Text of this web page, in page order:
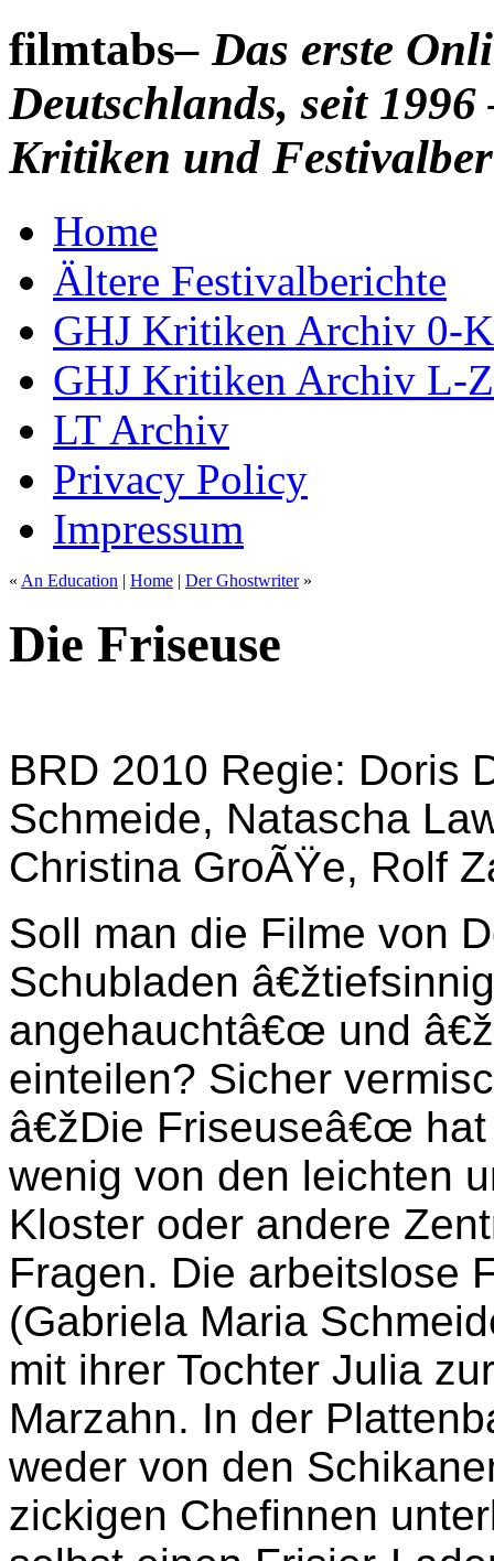
filmtabs– Das erste
Deutschlands, seit
Kritiken und
Home
Ältere Festivalberichte
GHJ Kritiken Archiv 0-K
GHJ Kritiken Archiv L-Z
LT Archiv
Privacy Policy
Impressum
« An Education | Home | Der Ghostwriter»
Die Friseuse
BRD 2010 Regie: Doris
Schmeide, Natascha
Christina GroÃŸe, Rolf
Soll man die Filme von
Schubladen
angehauchtâ€œ und
einteilen? Sicher
â€žDie Friseuseâ€œ
wenig von den leichten
Kloster oder andere
Fragen. Die arbeitslose
(Gabriela Maria
mit ihrer Tochter Julia
Marzahn. In der
weder von den
zickigen Chefinnen